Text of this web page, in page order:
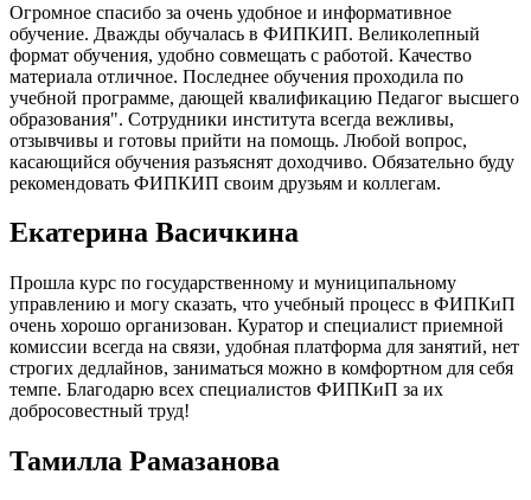
Огромное спасибо за очень удобное и информативное
обучение. Дважды обучалась в ФИПКИП. Великолепный
формат обучения, удобно совмещать с работой. Качество
материала отличное. Последнее обучения проходила по
учебной программе, дающей квалификацию Педагог высшего
образования". Сотрудники института всегда вежливы,
отзывчивы и готовы прийти на помощь. Любой вопрос,
касающийся обучения разъяснят доходчиво. Обязательно буду
рекомендовать ФИПКИП своим друзьям и коллегам.
Екатерина Васичкина
Прошла курс по государственному и муниципальному
управлению и могу сказать, что учебный процесс в ФИПКиП
очень хорошо организован. Куратор и специалист приемной
комиссии всегда на связи, удобная платформа для занятий, нет
строгих дедлайнов, заниматься можно в комфортном для себя
темпе. Благодарю всех специалистов ФИПКиП за их
добросовестный труд!
Тамилла Рамазанова